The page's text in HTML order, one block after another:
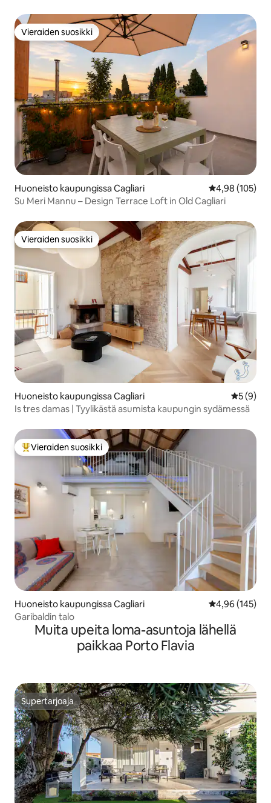
Vieraiden suosikki
Vieraiden suosikki
Huoneisto kaupungissa Cagliari
4,98 (105)
Su Meri Mannu – Design Terrace Loft in Old Cagliari
Vieraiden suosikki
Vieraiden suosikki
Huoneisto kaupungissa Cagliari
5 (9)
Is tres damas | Tyylikästä asumista kaupungin sydämessä
Vieraiden suosikkien parhaimmistoa
Vieraiden suosikki
Huoneisto kaupungissa Cagliari
4,96 (145)
Garibaldin talo
Muita upeita loma-asuntoja lähellä
paikkaa Porto Flavia
Supertarjoaja
Supertarjoaja